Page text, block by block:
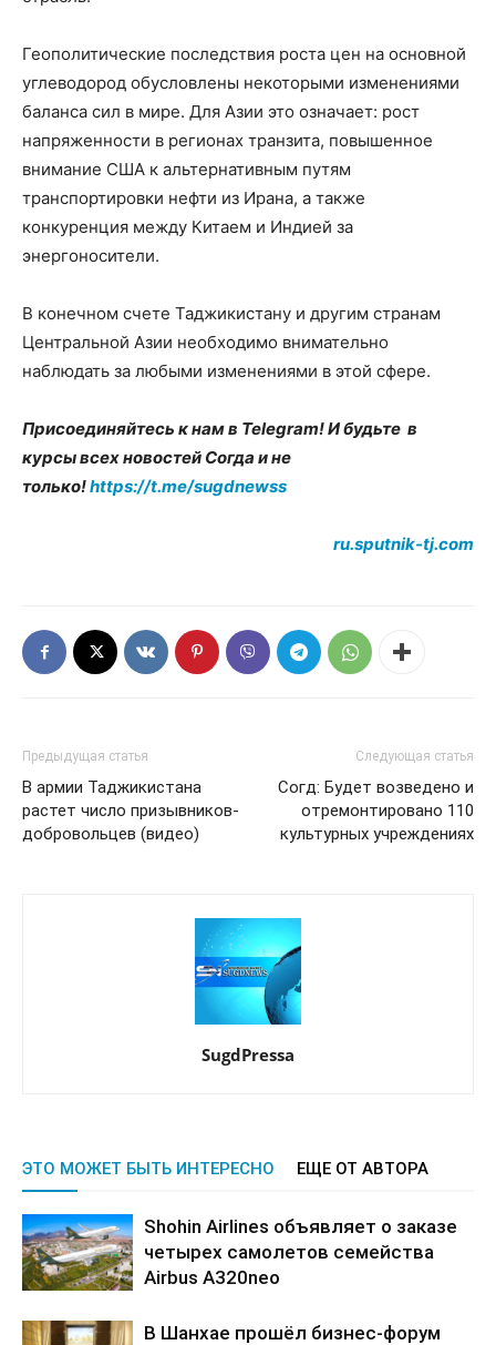
Геополитические последствия роста цен на основной
углеводород обусловлены некоторыми изменениями
баланса сил в мире. Для Азии это означает: рост
напряженности в регионах транзита, повышенное
внимание США к альтернативным путям
транспортировки нефти из Ирана, а также
конкуренция между Китаем и Индией за
энергоносители.
В конечном счете Таджикистану и другим странам
Центральной Азии необходимо внимательно
наблюдать за любыми изменениями в этой сфере.
Присоединяйтесь к нам в Telegram! И будьте в
курсы всех новостей Согда и не
только!https://t.me/sugdnewss
ru.sputnik-tj.com
Предыдущая статья
В армии Таджикистана
растет число призывников-
добровольцев (видео)
Следующая статья
Согд: Будет возведено и
отремонтировано 110
культурных учреждениях
SugdPressa
ЭТО МОЖЕТ БЫТЬ ИНТЕРЕСНО ЕЩЕ ОТ АВТОРА
Shohin Airlines объявляет о заказе
четырех самолетов семейства
Airbus A320neo
В Шанхае прошёл бизнес-форум